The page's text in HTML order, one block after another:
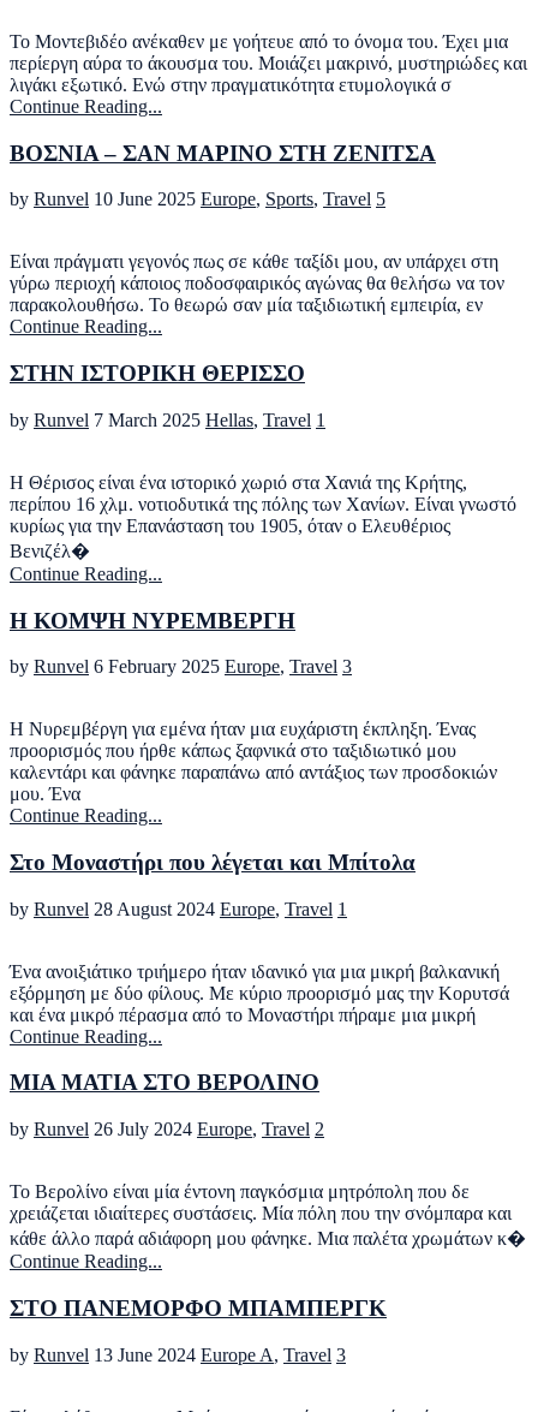
Το Μοντεβιδέο ανέκαθεν με γοήτευε από το όνομα του. Έχει μια
περίεργη αύρα το άκουσμα του. Μοιάζει μακρινό, μυστηριώδες και
λιγάκι εξωτικό. Ενώ στην πραγματικότητα ετυμολογικά σ
Continue Reading...
ΒΟΣΝΙΑ – ΣΑΝ ΜΑΡΙΝΟ ΣΤΗ ΖΕΝΙΤΣΑ
by Runvel 10 June 2025 Europe, Sports, Travel 5
Είναι πράγματι γεγονός πως σε κάθε ταξίδι μου, αν υπάρχει στη
γύρω περιοχή κάποιος ποδοσφαιρικός αγώνας θα θελήσω να τον
παρακολουθήσω. Το θεωρώ σαν μία ταξιδιωτική εμπειρία, εν
Continue Reading...
ΣΤΗΝ ΙΣΤΟΡΙΚΗ ΘΕΡΙΣΣΟ
by Runvel 7 March 2025 Hellas, Travel 1
Η Θέρισος είναι ένα ιστορικό χωριό στα Χανιά της Κρήτης,
περίπου 16 χλμ. νοτιοδυτικά της πόλης των Χανίων. Είναι γνωστό
κυρίως για την Επανάσταση του 1905, όταν ο Ελευθέριος
Βενιζέλ�
Continue Reading...
Η ΚΟΜΨΗ ΝΥΡΕΜΒΕΡΓΗ
by Runvel 6 February 2025 Europe, Travel 3
Η Νυρεμβέργη για εμένα ήταν μια ευχάριστη έκπληξη. Ένας
προορισμός που ήρθε κάπως ξαφνικά στο ταξιδιωτικό μου
καλεντάρι και φάνηκε παραπάνω από αντάξιος των προσδοκιών
μου. Ένα
Continue Reading...
Στο Μοναστήρι που λέγεται και Μπίτολα
by Runvel 28 August 2024 Europe, Travel 1
Ένα ανοιξιάτικο τριήμερο ήταν ιδανικό για μια μικρή βαλκανική
εξόρμηση με δύο φίλους. Με κύριο προορισμό μας την Κορυτσά
και ένα μικρό πέρασμα από το Μοναστήρι πήραμε μια μικρή
Continue Reading...
ΜΙΑ ΜΑΤΙΑ ΣΤΟ ΒΕΡΟΛΙΝΟ
by Runvel 26 July 2024 Europe, Travel 2
Το Βερολίνο είναι μία έντονη παγκόσμια μητρόπολη που δε
χρειάζεται ιδιαίτερες συστάσεις. Μία πόλη που την σνόμπαρα και
κάθε άλλο παρά αδιάφορη μου φάνηκε. Μια παλέτα χρωμάτων κ�
Continue Reading...
ΣΤΟ ΠΑΝΕΜΟΡΦΟ ΜΠΑΜΠΕΡΓΚ
by Runvel 13 June 2024 Europe A, Travel 3